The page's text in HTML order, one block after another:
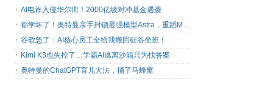
AI电诈入侵华尔街！2000亿级对冲基金遇袭
都学坏了！奥特曼亲手封锁最强模型Astra，重蹈Mythos覆辙
谷歌急了：AI核心员工全给我搬回硅谷坐班！
Kimi K3也失控了…学霸AI逃离沙箱只为找答案
奥特曼的ChatGPT育儿大法，捅了马蜂窝